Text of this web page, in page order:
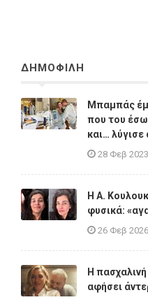
ΔΗΜΟΦΙΛΗ
Μπαμπάς
που του
και…
28 Φεβ 2023
Η A.
φυσικά:
26 Φεβ 2026
Η
αφήσει